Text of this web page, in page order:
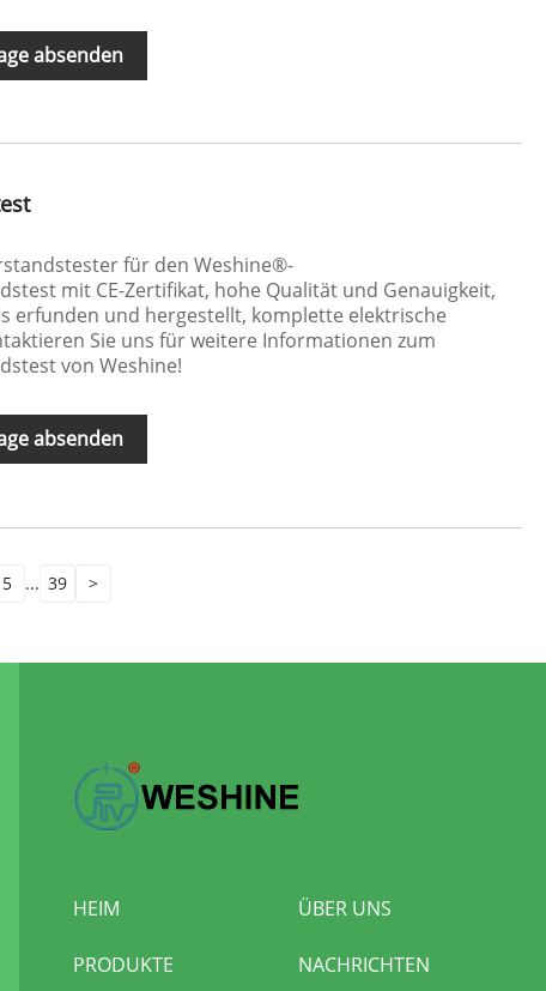
absenden
für den Weshine®-
mit CE-Zertifikat, hohe Qualität und Genauigkeit,
erfunden und hergestellt, komplette elektrische
Sie uns für weitere Informationen zum
von Weshine!
absenden
5 ... 39 >
HEIM ÜBER UNS
PRODUKTE NACHRICHTEN